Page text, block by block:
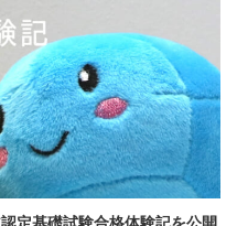
定基礎試験合格体験記を公開